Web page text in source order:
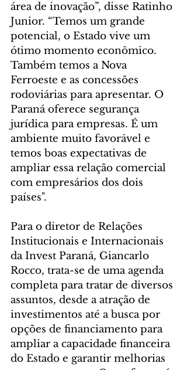
área de inovação”, disse Ratinho
Junior. “Temos um grande
potencial, o Estado vive um
ótimo momento econômico.
Também temos a Nova
Ferroeste e as concessões
rodoviárias para apresentar. O
Paraná oferece segurança
jurídica para empresas. É um
ambiente muito favorável e
temos boas expectativas de
ampliar essa relação comercial
com empresários dos dois
países".
Para o diretor de Relações
Institucionais e Internacionais
da Invest Paraná, Giancarlo
Rocco, trata-se de uma agenda
completa para tratar de diversos
assuntos, desde a atração de
investimentos até a busca por
opções de financiamento para
ampliar a capacidade financeira
do Estado e garantir melhorias